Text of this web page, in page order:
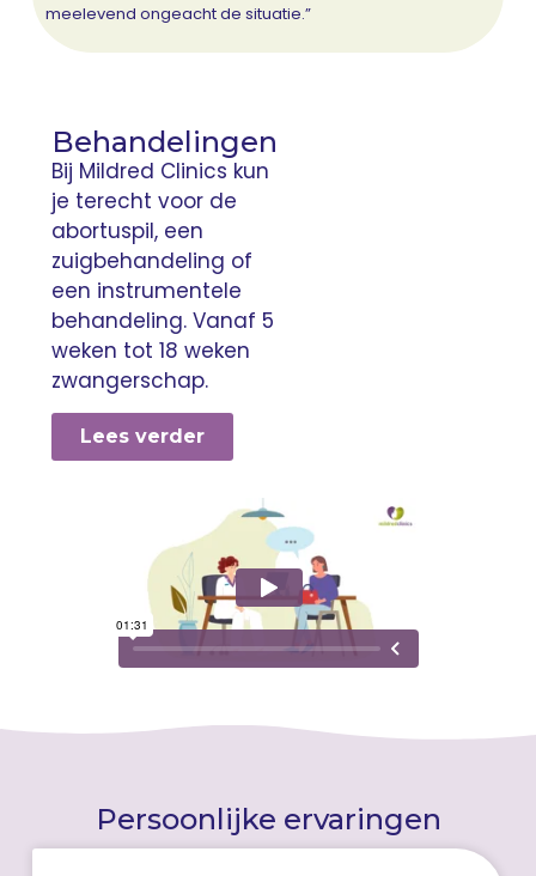
meelevend ongeacht de situatie.”
Behandelingen
Bij Mildred Clinics kun
je terecht voor de
abortuspil, een
zuigbehandeling of
een instrumentele
behandeling. Vanaf 5
weken tot 18 weken
zwangerschap.
Lees verder
Persoonlijke ervaringen